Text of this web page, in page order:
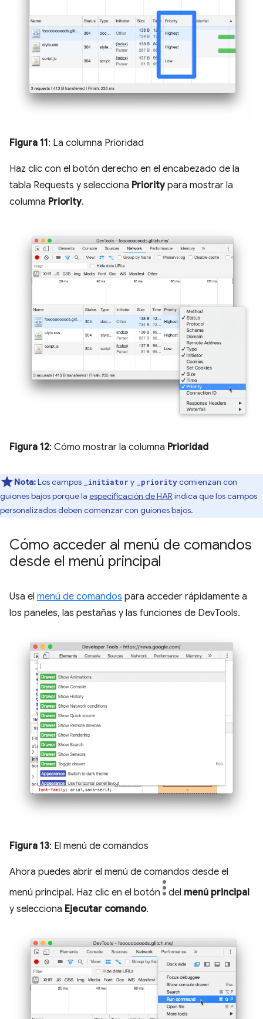
Figura 11: La columna Prioridad
Haz clic con el botón derecho en el encabezado de la
tabla Requests y selecciona Prioritypara mostrar la
columna Priority.
Figura 12: Cómo mostrar la columna Prioridad
Nota:Los campos _initiator y _prioritycomienzan con
guiones bajos porque la especificación de HAR indica que los campos
personalizados deben comenzar con guiones bajos.
Cómo acceder al menú de comandos
desde el menú principal
Usa el menú de comandos para acceder rápidamente a
los paneles, las pestañas y las funciones de DevTools.
Figura 13: El menú de comandos
Ahora puedes abrir el menú de comandos desde el
menú principal. Haz clic en el botón
del menú principal
y selecciona Ejecutar comando.